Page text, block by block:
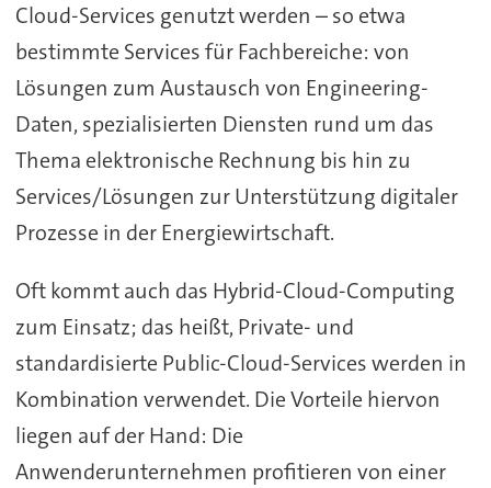
Cloud-Services genutzt werden – so etwa
bestimmte Services für Fachbereiche: von
Lösungen zum Austausch von Engineering-
Daten, spezialisierten Diensten rund um das
Thema elektronische Rechnung bis hin zu
Services/Lösungen zur Unterstützung digitaler
Prozesse in der Energiewirtschaft.
Oft kommt auch das Hybrid-Cloud-Computing
zum Einsatz; das heißt, Private- und
standardisierte Public-Cloud-Services werden in
Kombination verwendet. Die Vorteile hiervon
liegen auf der Hand: Die
Anwenderunternehmen profitieren von einer